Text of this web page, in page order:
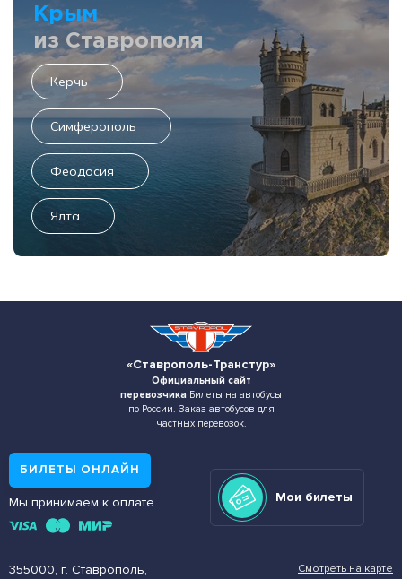
Крым
из Ставрополя
Керчь
Симферополь
Феодосия
Ялта
«Ставрополь-Транстур»
Официальный сайт
перевозчика Билеты на автобусы
по России. Заказ автобусов для
частных перевозок.
355000, г. Ставрополь,
Смотреть на карте
БИЛЕТЫ ОНЛАЙН
Мы принимаем к оплате Мои билеты